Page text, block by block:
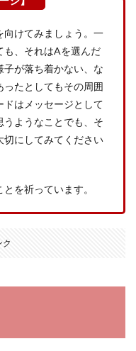
向けてみましょう。一
も、それはAを選んだ
が落ち着かない、な
たとしてもその周囲
はメッセージとして
ようなことでも、そ
切にしてみてください
を祈っています。
ク